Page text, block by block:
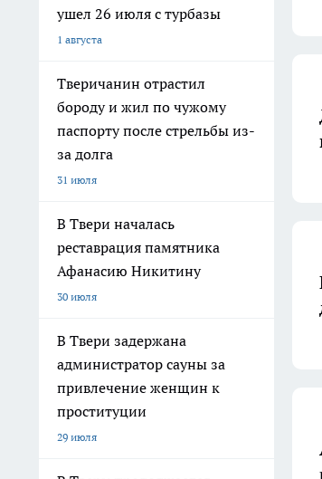
ушел 26 июля с турбазы
1 августа
Тверичанин отрастил
бороду и жил по чужому
паспорту после стрельбы из-
за долга
31 июля
В Твери началась
реставрация памятника
Афанасию Никитину
30 июля
В Твери задержана
администратор сауны за
привлечение женщин к
проституции
29 июля